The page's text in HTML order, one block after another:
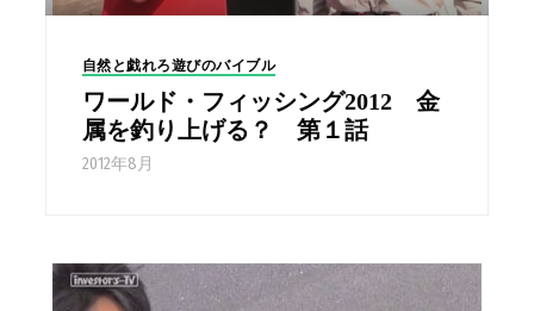
自然と戯れろ遊びのバイブル
ワールド・フィッシング2012 金
属を釣り上げる？ 第１話
2012年8月